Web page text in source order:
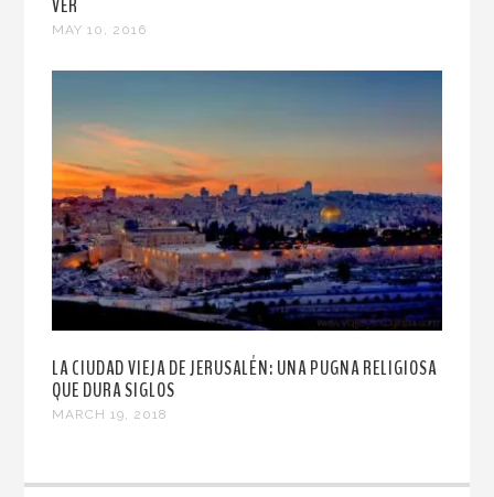
VER
MAY 10, 2016
LA CIUDAD VIEJA DE JERUSALÉN: UNA PUGNA RELIGIOSA
QUE DURA SIGLOS
MARCH 19, 2018